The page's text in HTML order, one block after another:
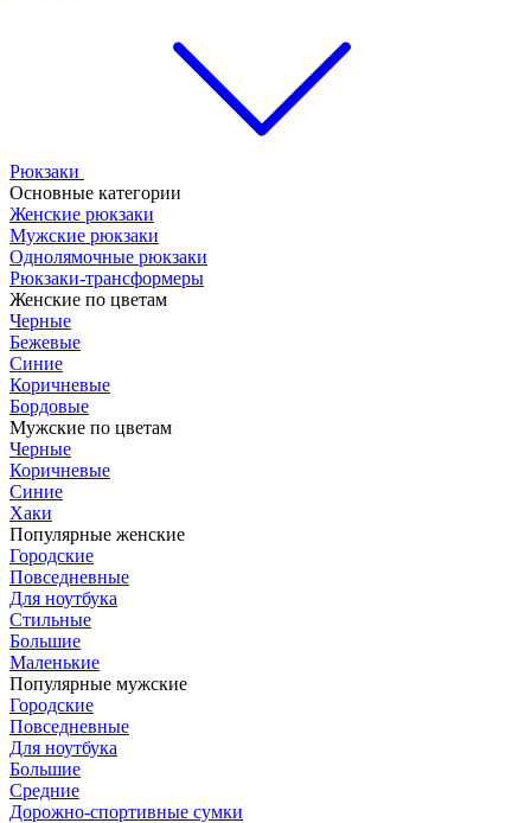
Рюкзаки
Основные категории
Женские рюкзаки
Мужские рюкзаки
Однолямочные рюкзаки
Рюкзаки-трансформеры
Женские по цветам
Черные
Бежевые
Синие
Коричневые
Бордовые
Мужские по цветам
Черные
Коричневые
Синие
Хаки
Популярные женские
Городские
Повседневные
Для ноутбука
Стильные
Большие
Маленькие
Популярные мужские
Городские
Повседневные
Для ноутбука
Большие
Средние
Дорожно-спортивные сумки